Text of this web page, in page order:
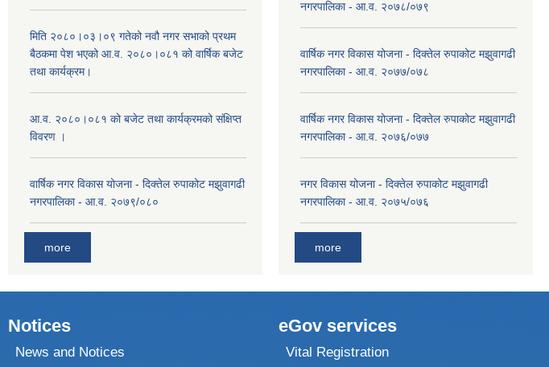
मिति २०८०।०३।०९ गतेको नवौ नगर सभाको प्रथम
बैठकमा पेश भएको आ.व. २०८०।०८१ को वार्षिक बजेट
तथा कार्यक्रम।
आ.व. २०८०।०८१ को बजेट तथा कार्यक्रमको संक्षिप्त
विवरण ।
वार्षिक नगर विकास योजना - दिक्तेल रुपाकोट मझुवागढी
नगरपालिका - आ.व. २०७९/०८०
more
नगरपालिका - आ.व. २०७८/०७९
वार्षिक नगर विकास योजना - दिक्तेल रुपाकोट मझुवागढी
नगरपालिका - आ.व. २०७७/०७८
वार्षिक नगर विकास योजना - दिक्तेल रुपाकोट मझुवागढी
नगरपालिका - आ.व. २०७६/०७७
नगर विकास योजना - दिक्तेल रुपाकोट मझुवागढी
नगरपालिका - आ.व. २०७५/०७६
more
Notices
News and Notices
eGov services
Vital Registration